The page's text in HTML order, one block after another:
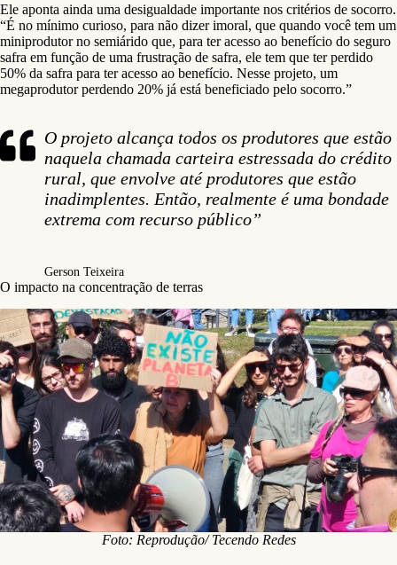
Ele aponta ainda uma desigualdade importante nos critérios de socorro.
“É no mínimo curioso, para não dizer imoral, que quando você tem um
miniprodutor no semiárido que, para ter acesso ao benefício do seguro
safra em função de uma frustração de safra, ele tem que ter perdido
50% da safra para ter acesso ao benefício. Nesse projeto, um
megaprodutor perdendo 20% já está beneficiado pelo socorro.”
O projeto alcança todos os produtores que estão
naquela chamada carteira estressada do crédito
rural, que envolve até produtores que estão
inadimplentes. Então, realmente é uma bondade
extrema com recurso público”
Gerson Teixeira
O impacto na concentração de terras
Foto: Reprodução/ Tecendo Redes